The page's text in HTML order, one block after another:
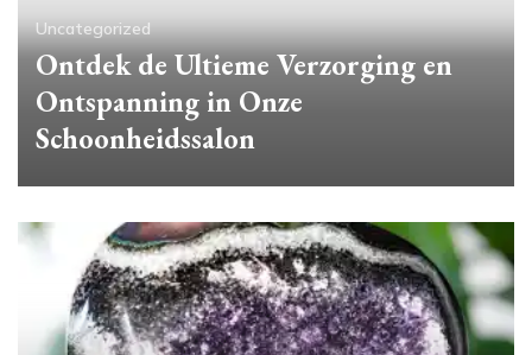
Uncategorized
Ontdek de Ultieme Verzorging en
Ontspanning in Onze
Schoonheidssalon